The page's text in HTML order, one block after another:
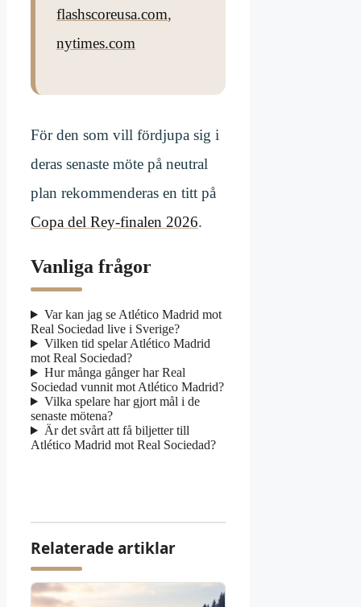
flashscoreusa.com,
nytimes.com
För den som vill fördjupa sig i
deras senaste möte på neutral
plan rekommenderas en titt på
Copa del Rey-finalen 2026.
Vanliga frågor
Var kan jag se Atlético Madrid mot
Real Sociedad live i Sverige?
Vilken tid spelar Atlético Madrid
mot Real Sociedad?
Hur många gånger har Real
Sociedad vunnit mot Atlético Madrid?
Vilka spelare har gjort mål i de
senaste mötena?
Är det svårt att få biljetter till
Atlético Madrid mot Real Sociedad?
Relaterade artiklar